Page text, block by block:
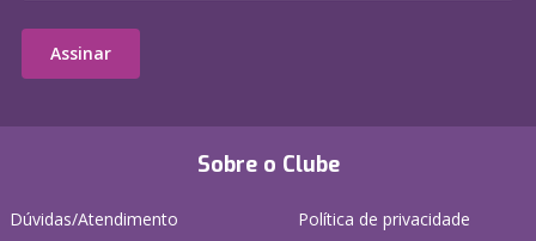
Sobre o Clube
Dúvidas/Atendimento
Política de privacidade
Assinar